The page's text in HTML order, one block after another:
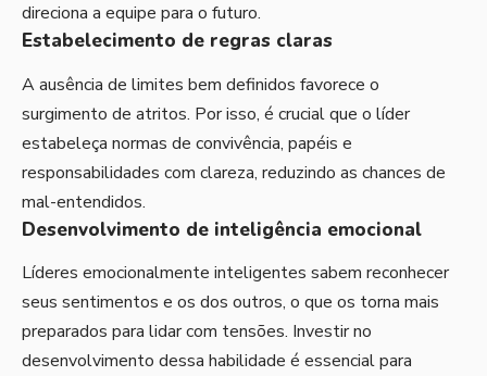
direciona a equipe para o futuro.
Estabelecimento de regras claras
A ausência de limites bem definidos favorece o
surgimento de atritos. Por isso, é crucial que o líder
estabeleça normas de convivência, papéis e
responsabilidades com clareza, reduzindo as chances de
mal-entendidos.
Desenvolvimento de inteligência emocional
Líderes emocionalmente inteligentes sabem reconhecer
seus sentimentos e os dos outros, o que os torna mais
preparados para lidar com tensões. Investir no
desenvolvimento dessa habilidade é essencial para